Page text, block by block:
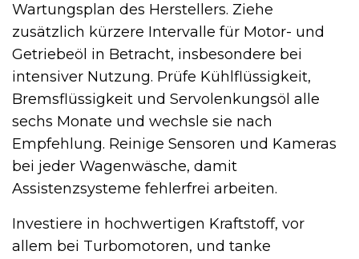
Wartungsplan des Herstellers. Ziehe
zusätzlich kürzere Intervalle für Motor- und
Getriebeöl in Betracht, insbesondere bei
intensiver Nutzung. Prüfe Kühlflüssigkeit,
Bremsflüssigkeit und Servolenkungsöl alle
sechs Monate und wechsle sie nach
Empfehlung. Reinige Sensoren und Kameras
bei jeder Wagenwäsche, damit
Assistenzsysteme fehlerfrei arbeiten.
Investiere in hochwertigen Kraftstoff, vor
allem bei Turbomotoren, und tanke